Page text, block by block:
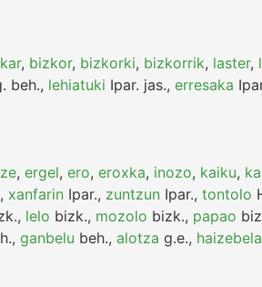
, bizkor, bizkorki, bizkorrik, laster,
beh., lehiatuki Ipar. jas., erresaka
, ergel, ero, eroxka, inozo, kaiku,
, xanfarin Ipar., zuntzun Ipar., tontolo
, lelo bizk., mozolo bizk., papao
, ganbelu beh., alotza g.e.,